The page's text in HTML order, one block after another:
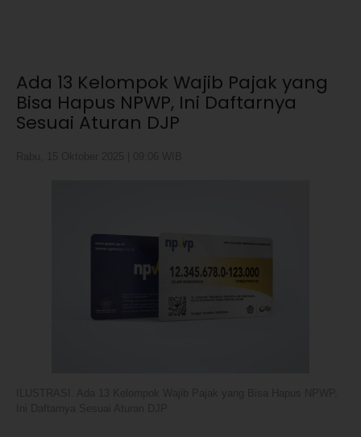
Ada 13 Kelompok Wajib Pajak yang
Bisa Hapus NPWP, Ini Daftarnya
Sesuai Aturan DJP